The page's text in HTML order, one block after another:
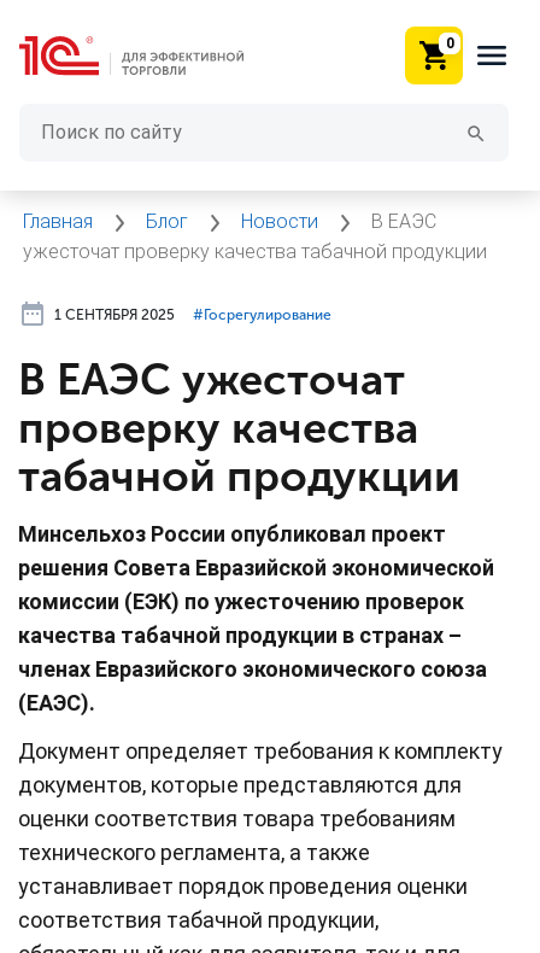
0
Главная Блог Новости
В ЕАЭС
ужесточат проверку качества табачной продукции
1 СЕНТЯБРЯ 2025 #⁣Госрегулирование
В ЕАЭС ужесточат
проверку качества
табачной продукции
Минсельхоз России опубликовал проект
решения Совета Евразийской экономической
комиссии (ЕЭК) по ужесточению проверок
качества табачной продукции в странах –
членах Евразийского экономического союза
(ЕАЭС).
Документ определяет требования к комплекту
документов, которые представляются для
оценки соответствия товара требованиям
технического регламента, а также
устанавливает порядок проведения оценки
соответствия табачной продукции,